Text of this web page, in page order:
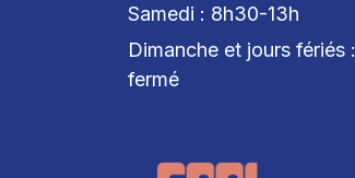
Samedi : 8h30-13h
Dimanche et jours fériés :
fermé